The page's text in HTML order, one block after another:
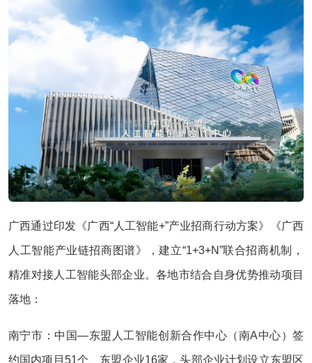
广西通过印发《广西“人工智能+”产业招商行动方案》《广西
人工智能产业链招商图谱》，建立“1+3+N”联合招商机制，
精准对接人工智能头部企业。各地市结合自身优势推动项目
落地：
南宁市‌：中国—东盟人工智能创新合作中心（南A中心）签
约国内项目51个、东盟企业16家，头部企业计划设立东盟区